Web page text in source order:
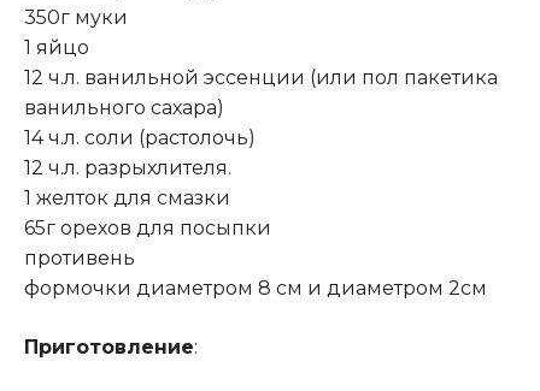
350г муки
1 яйцо
12 ч.л. ванильной эссенции (или пол пакетика
ванильного сахара)
14 ч.л. соли (растолочь)
12 ч.л. разрыхлителя.
1 желток для смазки
65г орехов для посыпки
противень
формочки диаметром 8 см и диаметром 2см
Приготовление: